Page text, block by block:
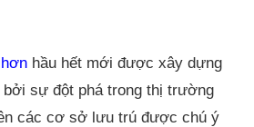
hầu hết mới được xây dựng
sự đột phá trong thị trường
các cơ sở lưu trú được chú ý